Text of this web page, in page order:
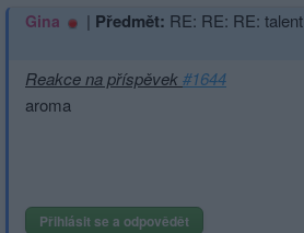
Gina | Předmět: RE: RE: RE: talent
Reakce na příspěvek#1644
aroma
Přihlásit se a odpovědět